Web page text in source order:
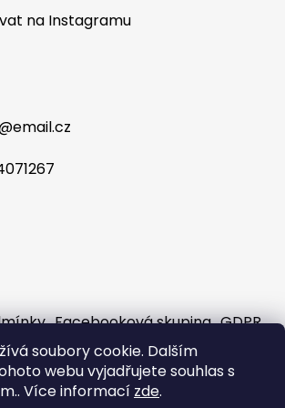
soubory cookie. Dalším
webu vyjadřujete souhlas s
Více informací zde.
na Instagramu
email.cz
Facebooková skupina GDPR
a sloučení
Doprava a platba